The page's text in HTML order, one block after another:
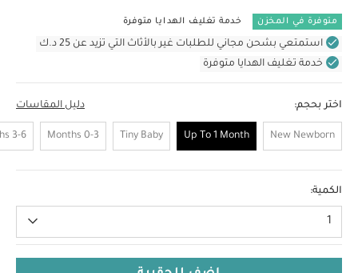
متوفرة في المخزن خدمة تغليف الهدايا متوفرة
استمتعي بشحن مجاني للطلبات غير بالأثاث التي تزيد عن 25 د.ك
خدمة تغليف الهدايا متوفرة
اختر بحجم: دليل المقاسات
New Newborn
Up To 1 Month
Tiny Baby
0-3 Months
3-6 Months
الكمية:
1